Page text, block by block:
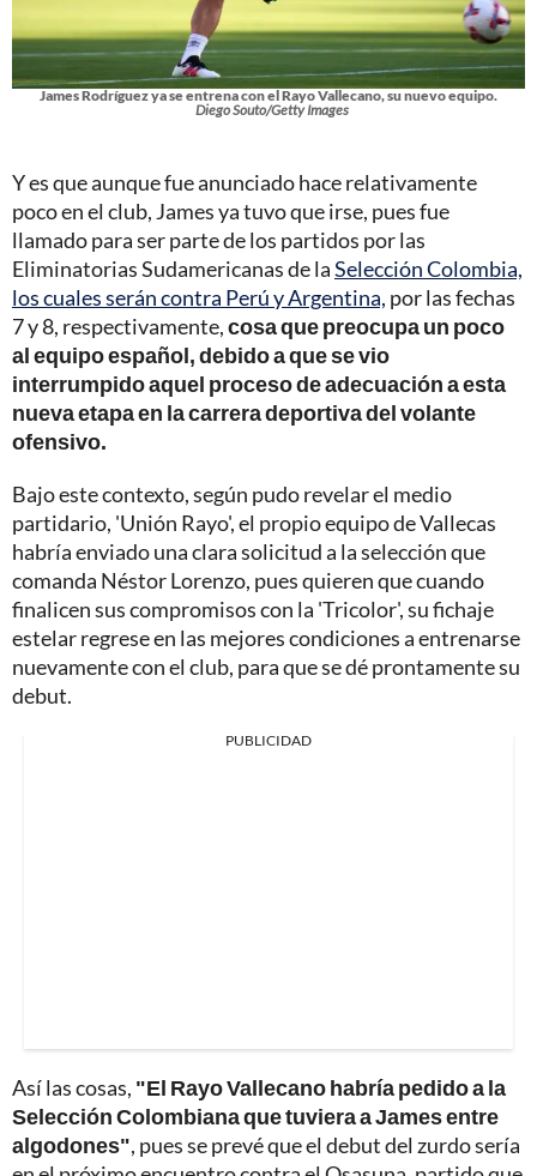
James Rodríguez ya se entrena con el Rayo Vallecano, su nuevo equipo.
Diego Souto/Getty Images
Y es que aunque fue anunciado hace relativamente
poco en el club, James ya tuvo que irse, pues fue
llamado para ser parte de los partidos por las
Eliminatorias Sudamericanas de laSelección Colombia,
los cuales serán contra Perú y Argentina, por las fechas
7 y 8, respectivamente,cosa que preocupa un poco
al equipo español, debido a que se vio
interrumpido aquel proceso de adecuación a esta
nueva etapa en la carrera deportiva del volante
ofensivo.
Bajo este contexto, según pudo revelar el medio
partidario, 'Unión Rayo', el propio equipo de Vallecas
habría enviado una clara solicitud a la selección que
comanda Néstor Lorenzo, pues quieren que cuando
finalicen sus compromisos con la 'Tricolor', su fichaje
estelar regrese en las mejores condiciones a entrenarse
nuevamente con el club, para que se dé prontamente su
debut.
PUBLICIDAD
Así las cosas, "El Rayo Vallecano habría pedido a la
Selección Colombiana que tuviera a James entre
algodones", pues se prevé que el debut del zurdo sería